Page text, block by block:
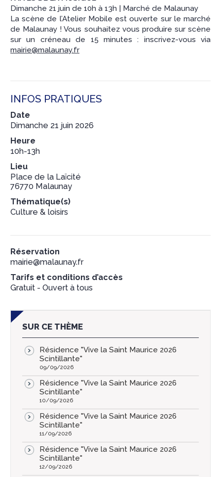
Dimanche 21 juin de 10h à 13h | Marché de Malaunay
La scène de l’Atelier Mobile est ouverte sur le marché
de Malaunay ! Vous souhaitez vous produire sur scène
sur un créneau de 15 minutes : inscrivez-vous via
mairie@malaunay.fr
INFOS PRATIQUES
Date
Dimanche 21 juin 2026
Heure
10h-13h
Lieu
Place de la Laïcité
76770 Malaunay
Thématique(s)
Culture & loisirs
Réservation
mairie@malaunay.fr
Tarifs et conditions d’accès
Gratuit - Ouvert à tous
SUR CE THÈME
Résidence "Vive la Saint Maurice 2026
Scintillante"
09/09/2026
Résidence "Vive la Saint Maurice 2026
Scintillante"
10/09/2026
Résidence "Vive la Saint Maurice 2026
Scintillante"
11/09/2026
Résidence "Vive la Saint Maurice 2026
Scintillante"
12/09/2026